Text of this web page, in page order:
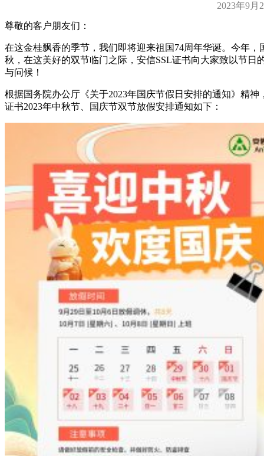
2023年9月
尊敬的客户朋友们：
在这金桂飘香的季节，我们即将迎来祖国74周年华诞。今年，
秋，在这美好的双节临门之际，安信SSL证书向大家致以节日
与问候！
根据国务院办公厅《关于2023年国庆节假日安排的通知》精神
证书2023年中秋节、国庆节双节放假安排通知如下：